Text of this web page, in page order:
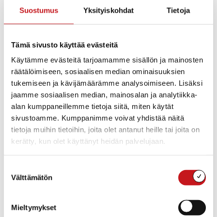
Suostumus Yksityiskohdat Tietoja
Tämä sivusto käyttää evästeitä
Käytämme evästeitä tarjoamamme sisällön ja mainosten
räätälöimiseen, sosiaalisen median ominaisuuksien
tukemiseen ja kävijämäärämme analysoimiseen. Lisäksi
jaamme sosiaalisen median, mainosalan ja analytiikka-
alan kumppaneillemme tietoja siitä, miten käytät
sivustoamme. Kumppanimme voivat yhdistää näitä
tietoja muihin tietoihin, joita olet antanut heille tai joita on
kerätty, kun olet käyttänyt heidän palvelujaan.
valinta
Välttämätön
Mieltymykset
Jokela, loma-asunnon rakennuspaikka
Tontin tyyppi
Hinta: Tarjousten mukaan